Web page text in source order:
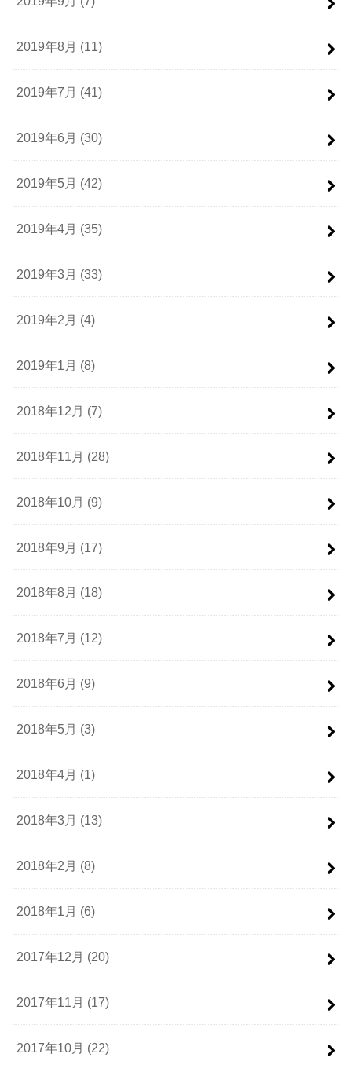
2019年8月 (11)
2019年7月 (41)
2019年6月 (30)
2019年5月 (42)
2019年4月 (35)
2019年3月 (33)
2019年2月 (4)
2019年1月 (8)
2018年12月 (7)
2018年11月 (28)
2018年10月 (9)
2018年9月 (17)
2018年8月 (18)
2018年7月 (12)
2018年6月 (9)
2018年5月 (3)
2018年4月 (1)
2018年3月 (13)
2018年2月 (8)
2018年1月 (6)
2017年12月 (20)
2017年11月 (17)
2017年10月 (22)